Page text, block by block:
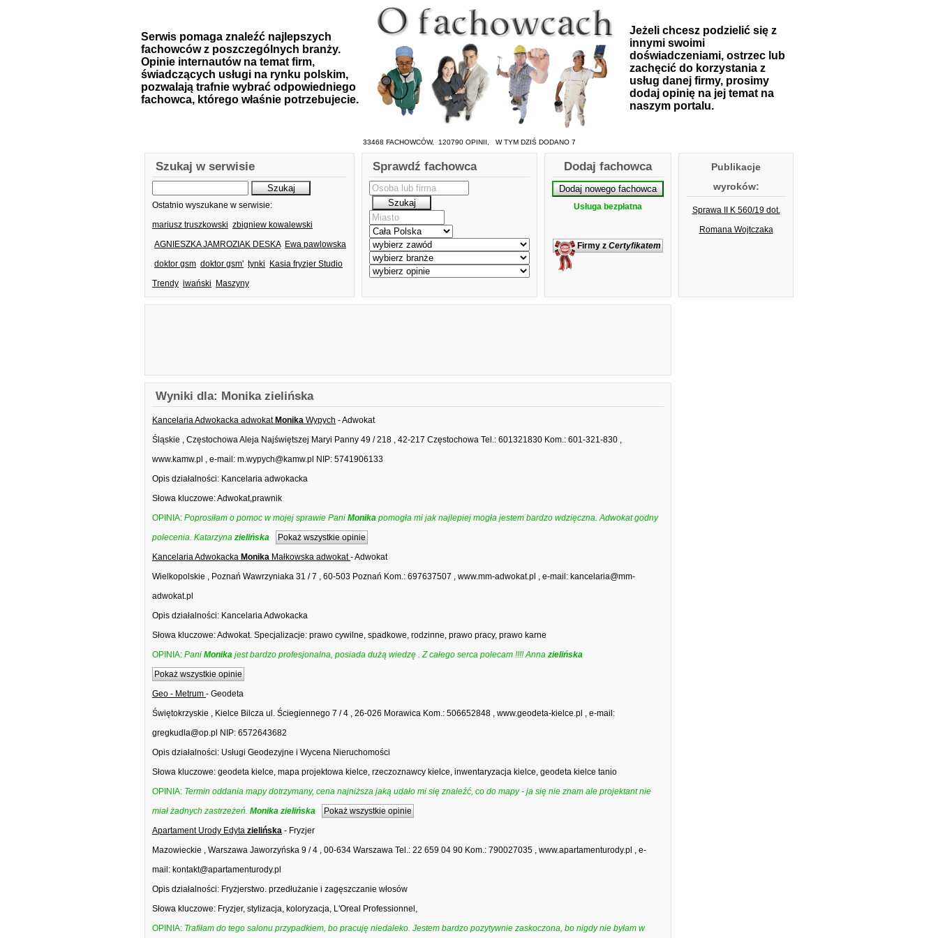
Serwis pomaga znaleźć najlepszych
fachowców z poszczególnych branży.
Opinie internautów na temat firm,
świadczących usługi na rynku polskim,
pozwalają trafnie wybrać odpowiedniego
fachowca, którego właśnie potrzebujecie.
Jeżeli chcesz podzielić się z
innymi swoimi
doświadczeniami, ostrzec lub
zachęcić do korzystania z
usług danej firmy, prosimy
dodaj opinię na jej temat na
naszym portalu.
33468 FACHOWCÓW, 120790 OPINII, W TYM DZIŚ DODANO 7
Szukaj w serwisie
Ostatnio wyszukane w serwisie:
mariusz truszkowski zbigniew kowalewski
AGNIESZKA JAMROZIAK DESKA Ewa pawlowska
doktor gsm doktor gsm' tynki
Kasia fryzjer Studio
Trendy iwański Maszyny
Sprawdź fachowca Dodaj fachowca
Usługa bezpłatna
Firmy zCertyfikatem
Publikacje
wyroków:
Sprawa II K 560/19 dot.
Romana Wojtczaka
Wyniki dla: Monika zielińska
Kancelaria Adwokacka adwokat Monika Wypych - Adwokat
Śląskie , Częstochowa Aleja Najświętszej Maryi Panny 49 / 218 , 42-217 Częstochowa Tel.: 601321830 Kom.: 601-321-830 ,
www.kamw.pl , e-mail: m.wypych@kamw.pl NIP: 5741906133
Opis działalności: Kancelaria adwokacka
Słowa kluczowe: Adwokat,prawnik
OPINIA: Poprosiłam o pomoc w mojej sprawie Pani Monika pomogła mi jak najlepiej mogła jestem bardzo wdzięczna. Adwokat godny
polecenia. Katarzyna zielińska
Pokaż wszystkie opinie
Kancelaria Adwokacka Monika Małkowska adwokat- Adwokat
Wielkopolskie , Poznań Wawrzyniaka 31 / 7 , 60-503 Poznań Kom.: 697637507 , www.mm-adwokat.pl , e-mail: kancelaria@mm-
adwokat.pl
Opis działalności: Kancelaria Adwokacka
Słowa kluczowe: Adwokat. Specjalizacje: prawo cywilne, spadkowe, rodzinne, prawo pracy, prawo karne
OPINIA: Pani Monika jest bardzo profesjonalna, posiada dużą wiedzę . Z całego serca polecam !!!! Anna zielińska
Pokaż wszystkie opinie
Geo - Metrum - Geodeta
Świętokrzyskie , Kielce Bilcza ul. Ściegiennego 7 / 4 , 26-026 Morawica Kom.: 506652848 , www.geodeta-kielce.pl , e-mail:
gregkudla@op.pl NIP: 6572643682
Opis działalności: Usługi Geodezyjne i Wycena Nieruchomości
Słowa kluczowe: geodeta kielce, mapa projektowa kielce, rzeczoznawcy kielce, inwentaryzacja kielce, geodeta kielce tanio
OPINIA: Termin oddania mapy dotrzymany, cena najniższa jaką udało mi się znaleźć, co do mapy - ja się nie znam ale projektant nie
miał żadnych zastrzeżeń. Monika zielińska
Pokaż wszystkie opinie
Apartament Urody Edyta zielińska - Fryzjer
Mazowieckie , Warszawa Jaworzyńska 9 / 4 , 00-634 Warszawa Tel.: 22 659 04 90 Kom.: 790027035 , www.apartamenturody.pl , e-
mail: kontakt@apartamenturody.pl
Opis działalności: Fryzjerstwo. przedłużanie i zagęszczanie włosów
Słowa kluczowe: Fryzjer, stylizacja, koloryzacja, L'Oreal Professionnel,
OPINIA: Trafiłam do tego salonu przypadkiem, bo pracuję niedaleko. Jestem bardzo pozytywnie zaskoczona, bo nigdy nie byłam w